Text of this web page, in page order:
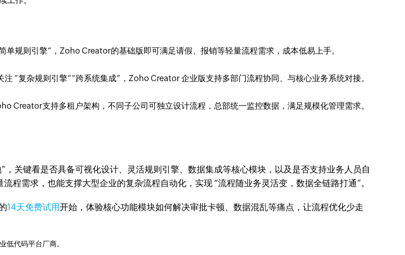
单规则引擎”，Zoho Creator的基础版即可满足请假、报销等轻量流程需求，成本低易上手。​
“复杂规则引擎”“跨系统集成”，Zoho Creator 企业版支持多部门流程协同、与核心业务系统对接。​
Creator支持多租户架构，不同子公司可独立设计流程，总部统一监控数据，满足规模化管理需求。​
关键看是否具备可视化设计、灵活规则引擎、数据集成等核心模块，以及是否支持业务人员自
程需求，也能支撑大型企业的复杂流程自动化，实现 “流程随业务灵活变，数据全链路打通”。​
14天免费试用开始，体验核心功能模块如何解决审批卡顿、数据混乱等痛点，让流程优化少走
低代码平台厂商。